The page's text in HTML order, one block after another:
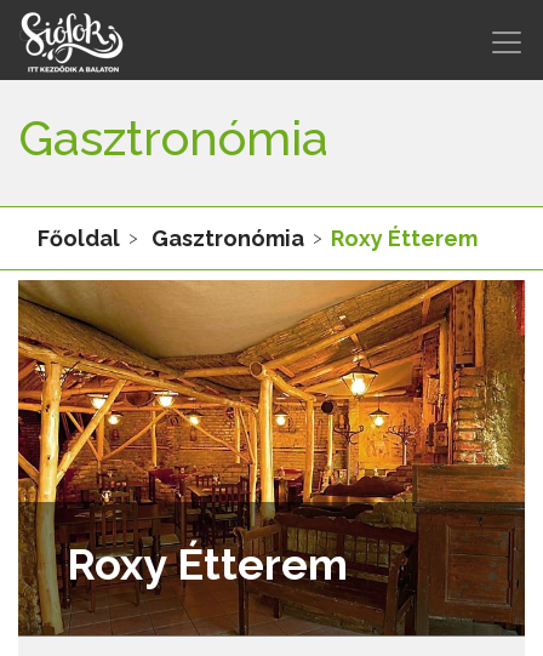
Gasztronómia
Főoldal Gasztronómia Roxy Étterem
Roxy Étterem